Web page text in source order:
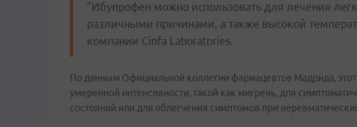
"Ибупрофен можно использовать для лечения
различными причинами, а также высокой
компании Cinfa Laboratories.
По данным Официальной коллегии фармацевтов Мадрида, этот
умеренной интенсивности, такой как мигрень, для
состояний или для облегчения симптомов при